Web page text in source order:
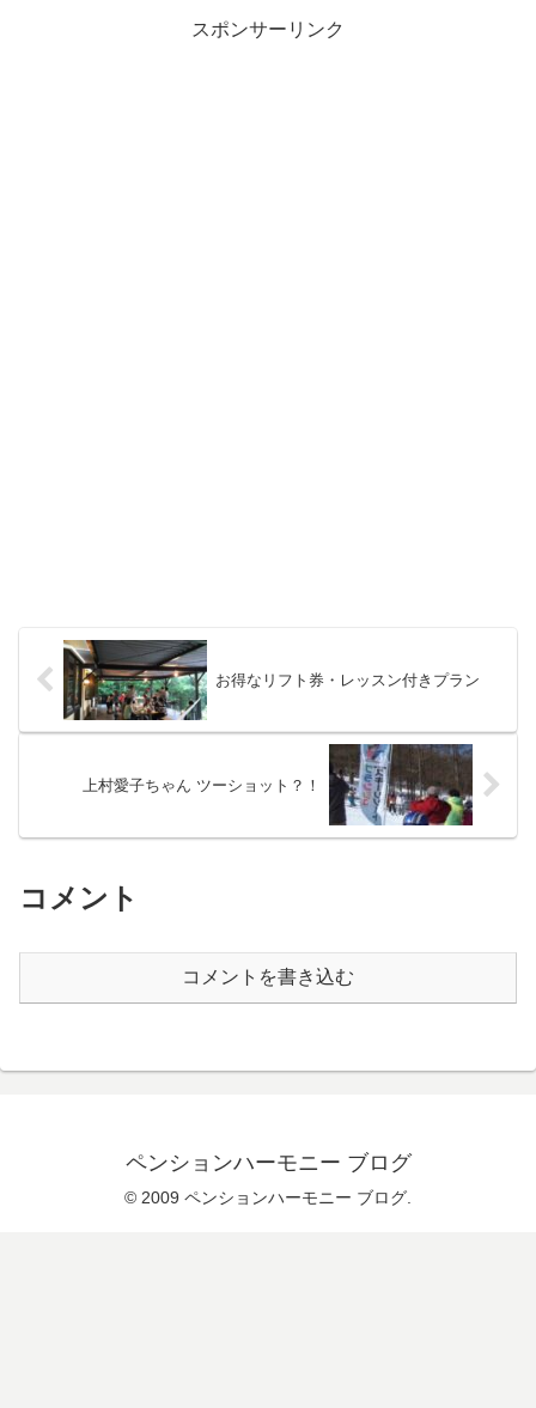
スポンサーリンク
お得なリフト券・レッスン付きプラン
上村愛子ちゃん ツーショット？！
コメント
コメントを書き込む
ペンションハーモニー ブログ
© 2009 ペンションハーモニー ブログ.